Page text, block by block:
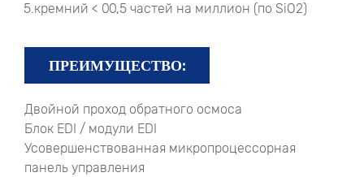
5.кремний < 00,5 частей на миллион (по SiO2)
ПРЕИМУЩЕСТВО:
Двойной проход обратного осмоса
Блок EDI / модули EDI
Усовершенствованная микропроцессорная
панель управления